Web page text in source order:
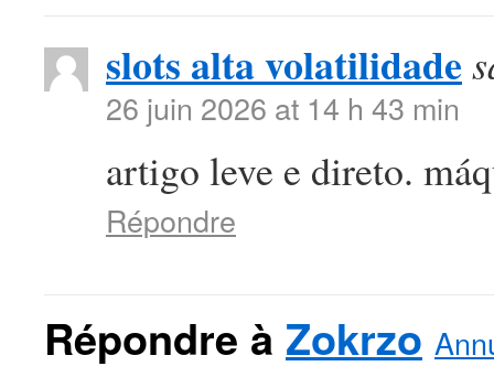
slots alta volatilidade
26 juin 2026 at 14 h 43 min
artigo leve e direto.
Répondre
Répondre à Zokrzo